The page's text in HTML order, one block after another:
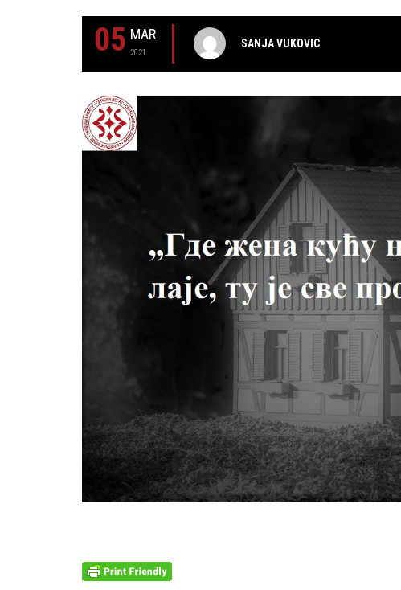
05 MAR
2021
SANJA VUKOVIC
РОЂЕН ЈЕ ГЛУМАЦ МИЛУТИН МИЋА ТАТИЋ